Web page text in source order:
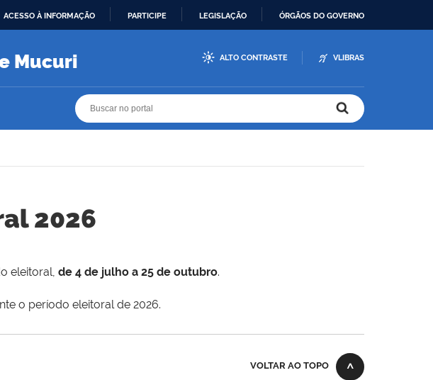
ACESSO À INFORMAÇÃO PARTICIPE LEGISLAÇÃO ÓRGÃOS DO GOVERNO
Mucuri ALTO CONTRASTE VLIBRAS
2026
eleitoral, de 4 de julho a 25 de outubro.
o período eleitoral de 2026.
VOLTAR AO TOPO